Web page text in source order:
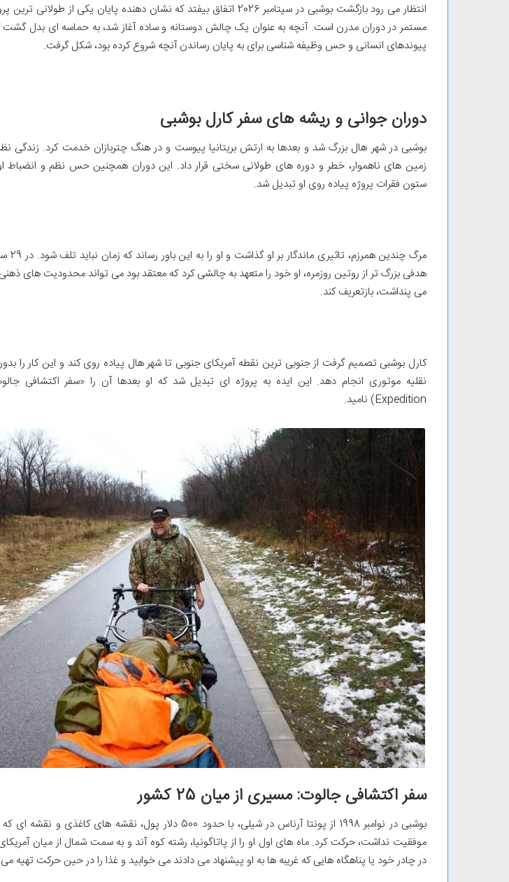
انتظار می رود بازگشت بوشبی در سپتامبر 2026 اتفاق بیفتد که نشان دهنده پایان یکی از
مستمر در دوران مدرن است. آنچه به عنوان یک چالش دوستانه و ساده آغاز شد، به حماسه ای بدل گشت که
پیوندهای انسانی و حس وظیفه شناسی برای به پایان رساندن آنچه شروع کرده بود، شکل گرفت.
دوران جوانی و ریشه های سفر کارل بوشبی
بوشبی در شهر هال بزرگ شد و بعدها به ارتش بریتانیا پیوست و در هنگ چتربازان خدمت کرد. زندگی
زمین های ناهموار، خطر و دوره های طولانی سختی قرار داد. این دوران همچنین حس نظم و انضباط
ستون فقرات پروژه پیاده روی او تبدیل شد.
مرگ چندین
هدفی بزرگ تر از روتین روزمره، او خود را متعهد به چالشی کرد که معتقد بود می تواند محدودیت های
می پنداشت، بازتعریف کند.
کارل بوشبی تصمیم گرفت از جنوبی ترین نقطه آمریکای جنوبی تا شهر هال پیاده روی کند و این کار را
Expedition) نامید.
سفر اکتشافی جالوت: مسیری از میان 25 کشور
بوشبی در نوامبر 1998 از پونتا آرناس در شیلی، با حدود 500 دلار پول، نقشه
موفقیت نداشت، حرکت کرد. ماه های اول او را از پاتاگونیا، رشته کوه آند و به سمت شمال از میان
در چادر خود یا پناهگاه هایی که غریبه ها به او پیشنهاد می دادند می خوابید و غذا را در حین حرکت تهیه